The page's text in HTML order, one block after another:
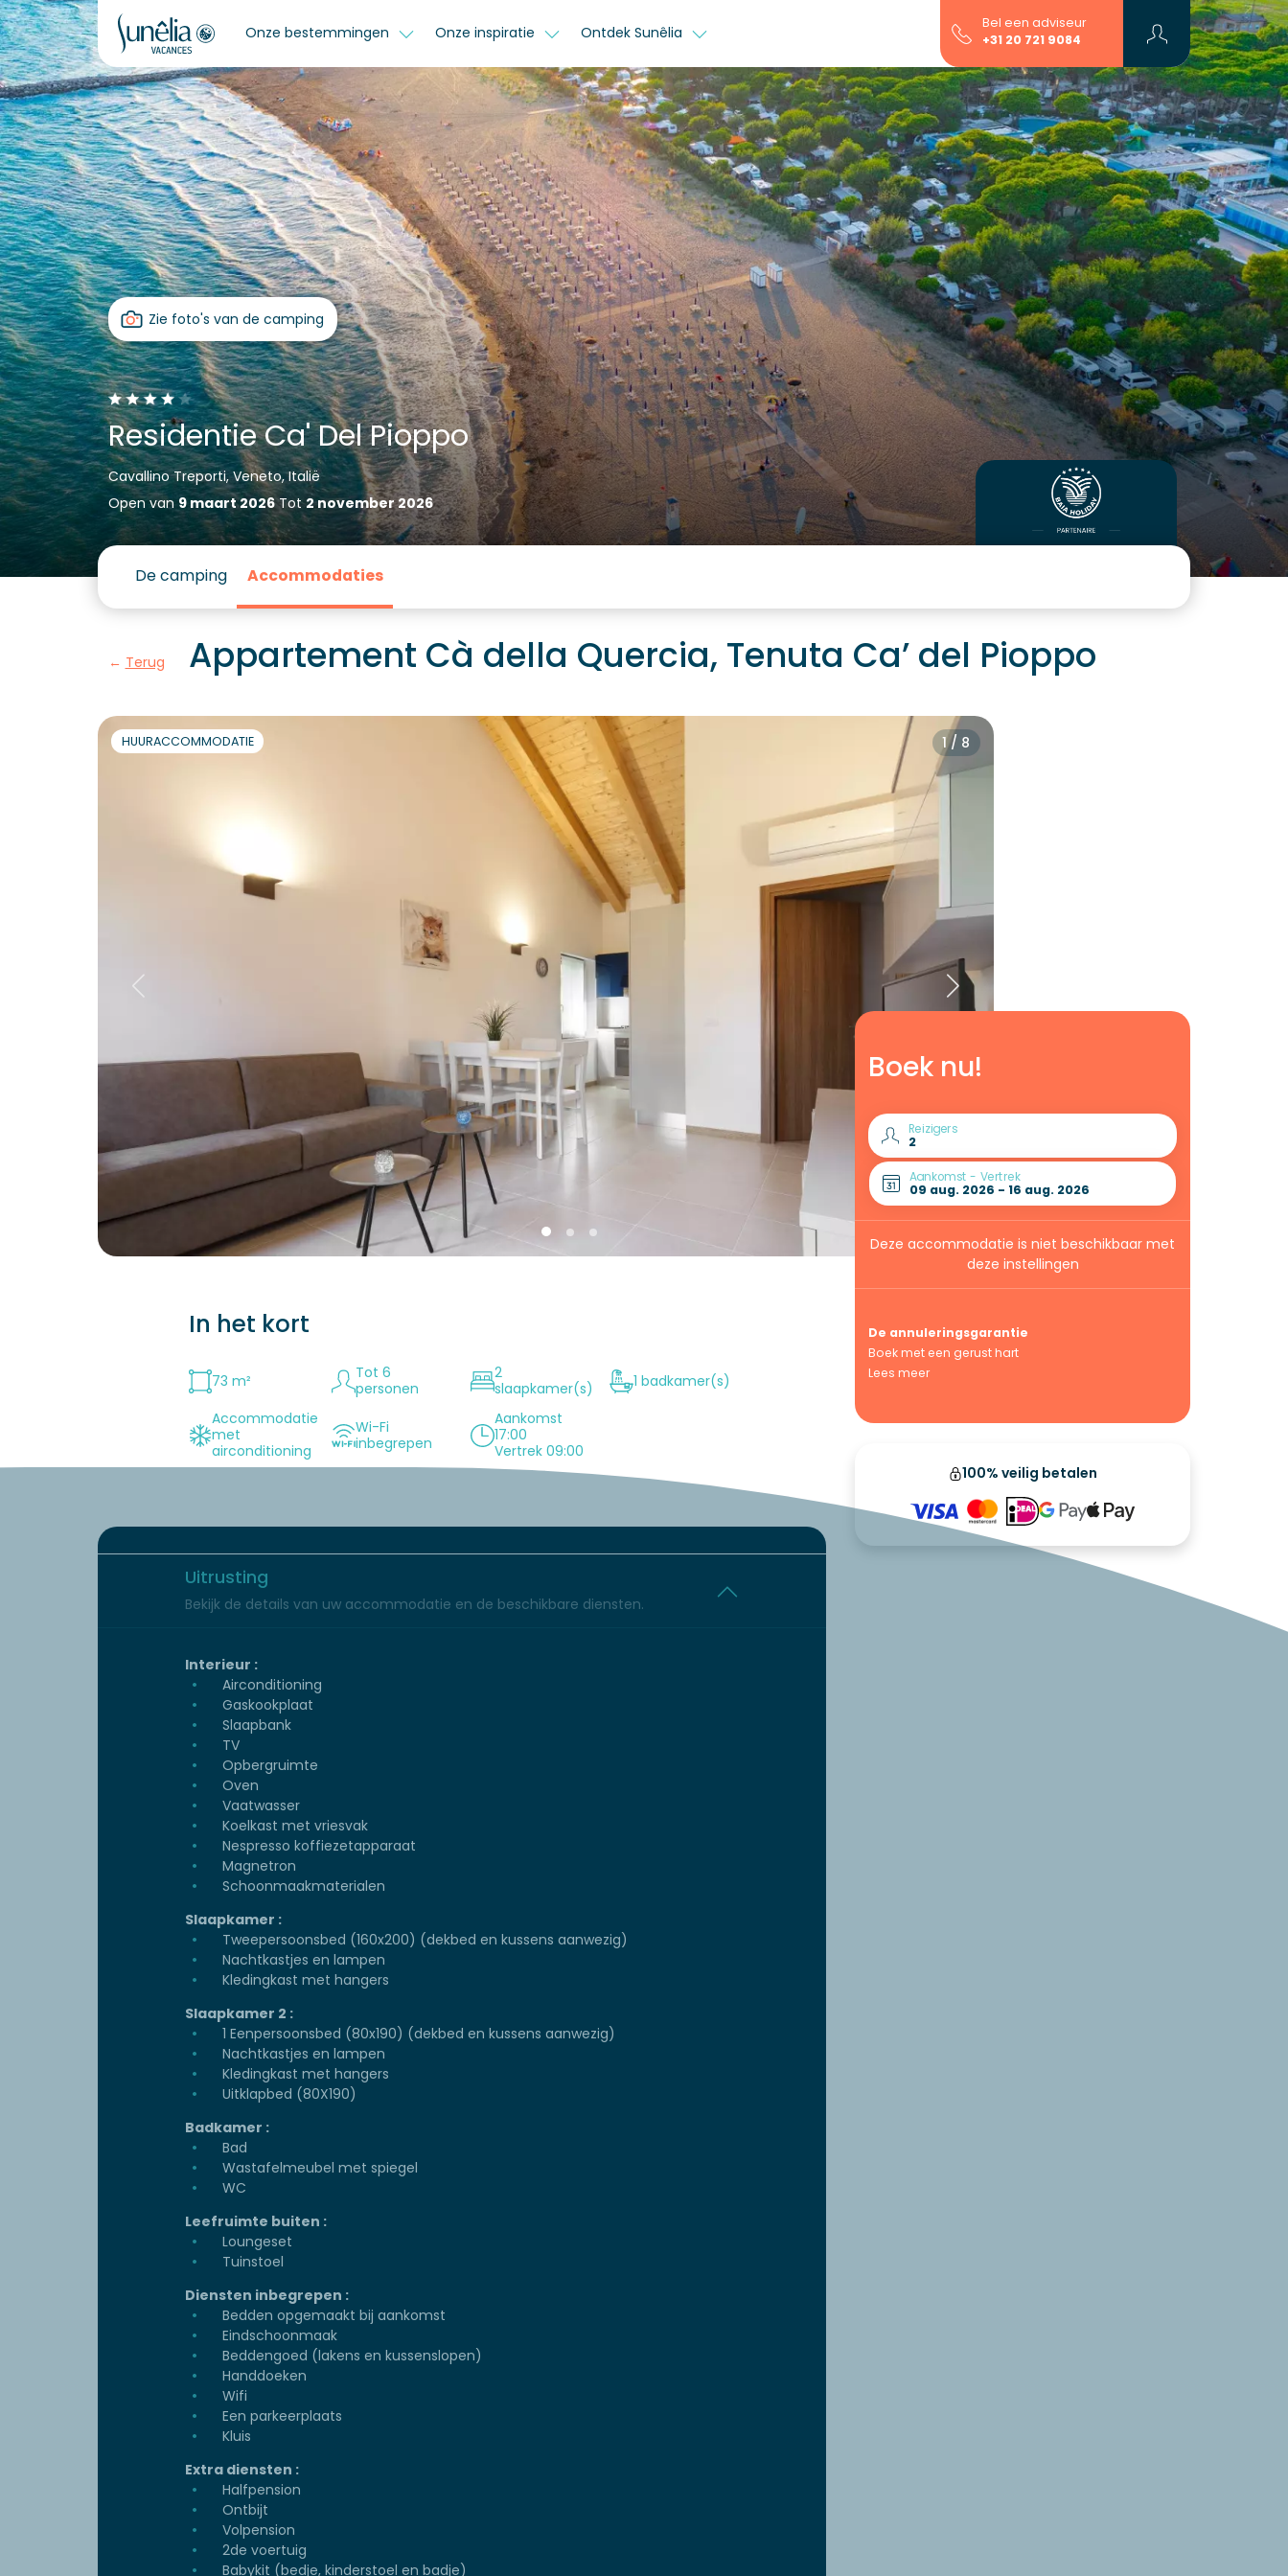
Onze bestemmingen Onze inspiratie Ontdek Sunêlia
Bel een adviseur
+31 20 721 9084
Zie foto's van de camping
Residentie Ca' Del Pioppo
Cavallino Treporti, Veneto, Italië
Open van 9 maart 2026Tot2 november 2026
De camping Accommodaties
Terug Appartement Cà della Quercia, Tenuta Ca’ del Pioppo
Boek nu!
Reizigers
Aankomst - Vertrek
Deze accommodatie is niet beschikbaar met
deze instellingen
De annuleringsgarantie
Boek met een gerust hart
Lees meer
100% veilig betalen
1 / 8
HUURACCOMMODATIE
In het kort
73 m²
Tot 6
personen
2
slaapkamer(s)
1 badkamer(s)
Accommodatie
met
airconditioning
Wi-Fi
inbegrepen
Aankomst
17:00
Vertrek 09:00
Uitrusting
Bekijk de details van uw accommodatie en de beschikbare diensten.
Interieur :
Airconditioning
Gaskookplaat
Slaapbank
TV
Opbergruimte
Oven
Vaatwasser
Koelkast met vriesvak
Nespresso koffiezetapparaat
Magnetron
Schoonmaakmaterialen
Slaapkamer :
Tweepersoonsbed (160x200) (dekbed en kussens aanwezig)
Nachtkastjes en lampen
Kledingkast met hangers
Slaapkamer 2 :
1 Eenpersoonsbed (80x190) (dekbed en kussens aanwezig)
Nachtkastjes en lampen
Kledingkast met hangers
Uitklapbed (80X190)
Badkamer :
Bad
Wastafelmeubel met spiegel
WC
Leefruimte buiten :
Loungeset
Tuinstoel
Diensten inbegrepen :
Bedden opgemaakt bij aankomst
Eindschoonmaak
Beddengoed (lakens en kussenslopen)
Handdoeken
Wifi
Een parkeerplaats
Kluis
Extra diensten :
Halfpension
Ontbijt
Volpension
2de voertuig
Babykit (bedje, kinderstoel en badje)